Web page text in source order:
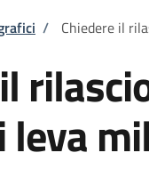
pane
/ Chiedere il